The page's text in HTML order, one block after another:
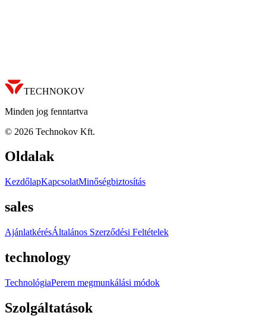
TECHNOKOV
Minden jog fenntartva
© 2026 Technokov Kft.
Oldalak
KezdőlapKapcsolatMinőségbiztosítás
sales
AjánlatkérésÁltalános Szerződési Feltételek
technology
TechnológiaPerem megmunkálási módok
Szolgáltatások